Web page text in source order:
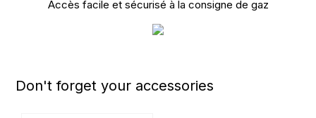
Accès facile et sécurisé à la consigne de gaz
Don't forget your accessories